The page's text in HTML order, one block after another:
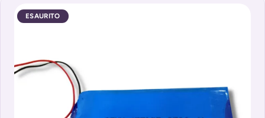
ESAURITO